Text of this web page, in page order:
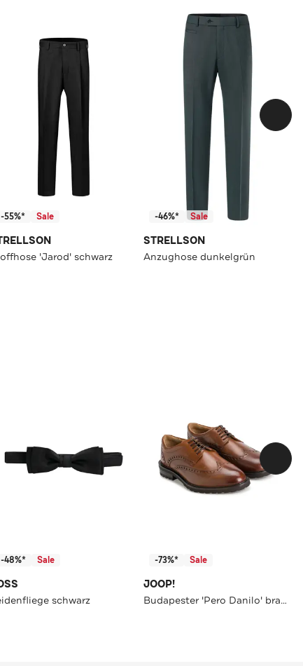
-55%* Sale
'Jarod' schwarz
-46%* Sale
STRELLSON
Anzughose dunkelgrün
-48%* Sale
schwarz
-73%* Sale
JOOP!
Budapester 'Pero Danilo' braun